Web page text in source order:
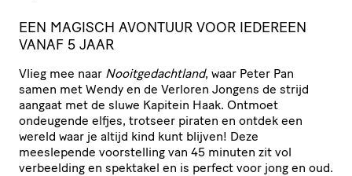
EEN MAGISCH AVONTUUR VOOR IEDEREEN
VANAF 5 JAAR
Vlieg mee naar Nooitgedachtland, waar Peter Pan
samen met Wendy en de Verloren Jongens de strijd
aangaat met de sluwe Kapitein Haak. Ontmoet
ondeugende elfjes, trotseer piraten en ontdek een
wereld waar je altijd kind kunt blijven! Deze
meeslepende voorstelling van 45 minuten zit vol
verbeelding en spektakel en is perfect voor jong en oud.